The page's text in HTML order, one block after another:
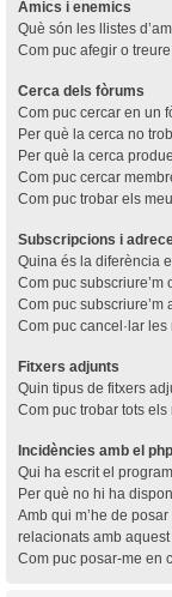
Amics i enemics
Què són les llistes
Com puc afegir o
Cerca dels fòrums
Com puc cercar en un
Per què la cerca no
Per què la cerca
Com puc cercar
Com puc trobar els
Subscripcions i
Quina és la diferència
Com puc subscriure’m
Com puc subscriure’m
Com puc cancel·lar
Fitxers adjunts
Quin tipus de fitxers
Com puc trobar tots
Incidències amb el
Qui ha escrit el
Per què no hi ha
Amb qui m’he de
relacionats amb
Com puc posar-me en